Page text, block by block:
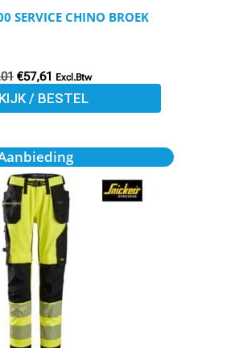
SERVICE CHINO BROEK
€57,61 Excl.Btw
/ BESTEL
op
Oorspronkelijke
prijs
was:
€179,30.
Huidige
prijs
is:
€159,57.
Dit
product
heeft
meerdere
variaties.
Deze
optie
kan
gekozen